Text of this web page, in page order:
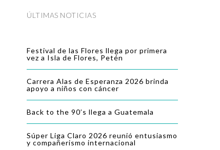
ÚLTIMAS NOTICIAS
Festival de las Flores llega por primera
vez a Isla de Flores, Petén
Carrera Alas de Esperanza 2026 brinda
apoyo a niños con cáncer
Back to the 90’s llega a Guatemala
Súper Liga Claro 2026 reunió entusiasmo
y compañerismo internacional